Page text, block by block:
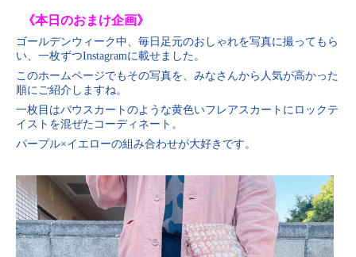
《本日のおまけ企画》
ゴールデンウィーク中、毎日足元のおしゃれを写真に撮ってもら
い、一枚ずつInstagramに載せました。
このホームページでもその写真を、みなさんから人気が高かった
順にご紹介しますね。
一枚目はバウスカートのような黄色いフレアスカートにロックテ
イストを混ぜたコーディネート。
パープル×イエローの組み合わせが大好きです。